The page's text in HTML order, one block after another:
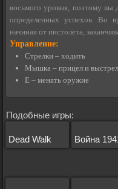
восьмого уровня, поэтому вы
определенных успехов. Во
начиная от пистолета,
Управление:
Стрелки – ходить
Мышка – прицел и выстрел
E – менять оружие
Подобные игры:
Dead Walk Война